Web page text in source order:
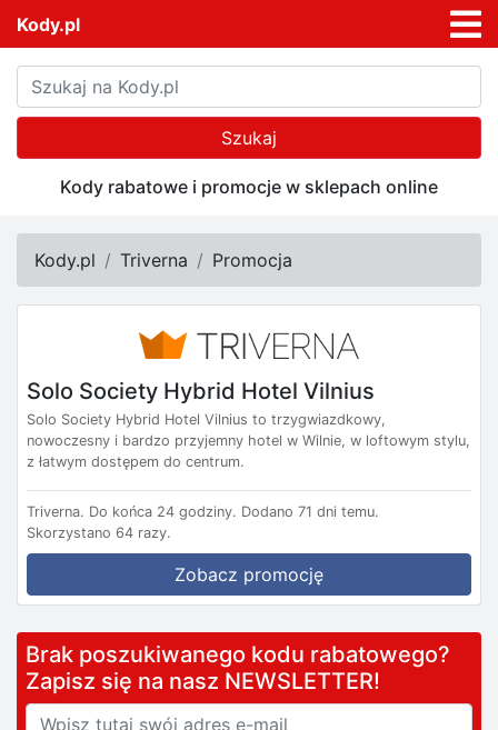
Kody.pl
Szukaj
Kody rabatowe i promocje w sklepach online
Kody.pl Triverna Promocja
Solo Society Hybrid Hotel Vilnius
Solo Society Hybrid Hotel Vilnius to trzygwiazdkowy,
nowoczesny i bardzo przyjemny hotel w Wilnie, w loftowym stylu,
z łatwym dostępem do centrum.
Triverna. Do końca 24 godziny. Dodano 71 dni temu.
Skorzystano 64 razy.
Zobacz promocję
Brak poszukiwanego kodu rabatowego?
Zapisz się na nasz NEWSLETTER!